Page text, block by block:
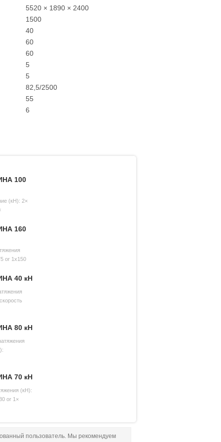
5520 × 1890 × 2400
1500
40
60
60
5
5
82,5/2500
55
6
100
(кН): 2×
160
or 1x150
40 кН
80 кН
70 кН
(кН):
or 1×
пользователь. Мы рекомендуем